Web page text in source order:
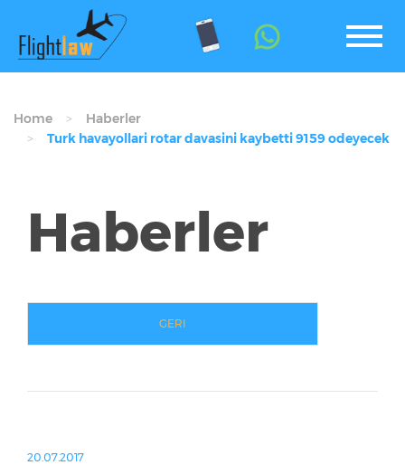
Home
Haberler
Turk havayollari rotar davasini kaybetti 9159 odeyecek
Haberler
GERI
20.07.2017